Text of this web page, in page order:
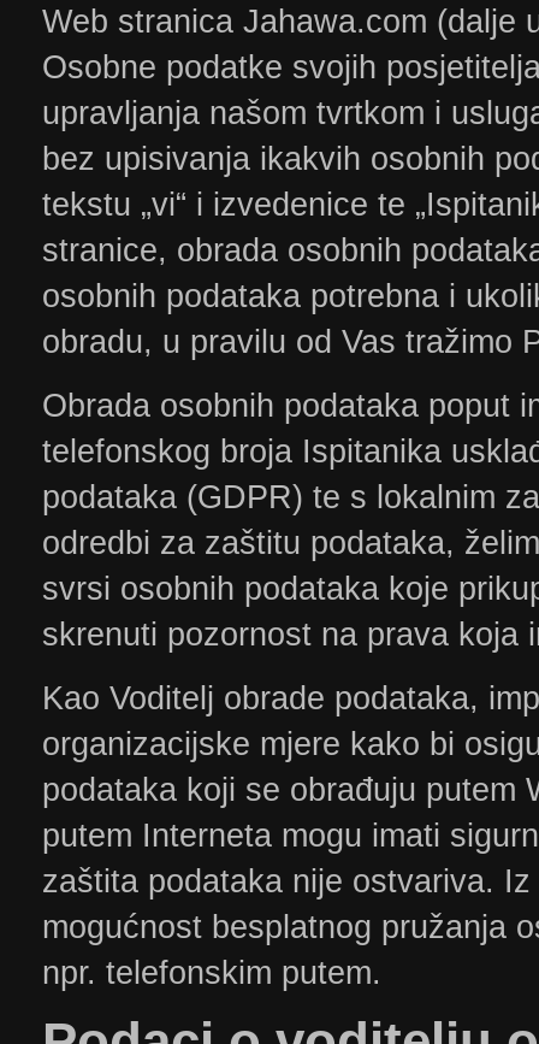
Web stranica Jahawa.com (dalje
Osobne podatke svojih
upravljanja našom tvrtkom i
bez upisivanja ikakvih osobnih
tekstu „vi“ i izvedenice te
stranice, obrada osobnih
osobnih podataka potrebna i
obradu, u pravilu od Vas tražimo
Obrada osobnih podataka poput
telefonskog broja Ispitanika
podataka (GDPR) te s lokalnim
odredbi za zaštitu podataka,
svrsi osobnih podataka koje
skrenuti pozornost na prava koja
Kao Voditelj obrade podataka,
organizacijske mjere kako bi
podataka koji se obrađuju putem
putem Interneta mogu imati
zaštita podataka nije ostvariva.
mogućnost besplatnog pružanja
npr. telefonskim putem.